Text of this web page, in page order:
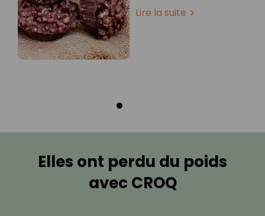
Lire la suite
Elles ont perdu du poids
avec CROQ